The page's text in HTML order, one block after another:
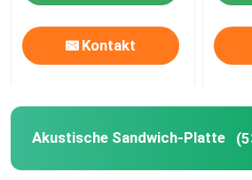
Kontakt
Akustische Sandwich-Platte